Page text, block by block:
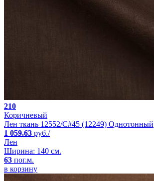
210
Коричневый
Лен ткань 12552/C#45 (12249) Однотонный
1 059.63 руб./
Лен
Ширина: 140 см.
63 пог.м.
в корзину